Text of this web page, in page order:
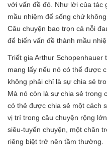
với vấn đề đó. Như lời của tác
mầu nhiệm để sống chứ
Câu chuyện bao trọn cả nỗi
để biến vấn đề thành mầu
Triết gia Arthur
mang lấy nếu nó có thể được
không phải chỉ là sự chia sẻ
Mà nó còn là sự chia sẻ trong
có thẻ được chia sẻ một cách
vị trí trong câu chuyện rộng
siêu-tuyến chuyện, một chân
riêng biệt trở nên tầm thường.